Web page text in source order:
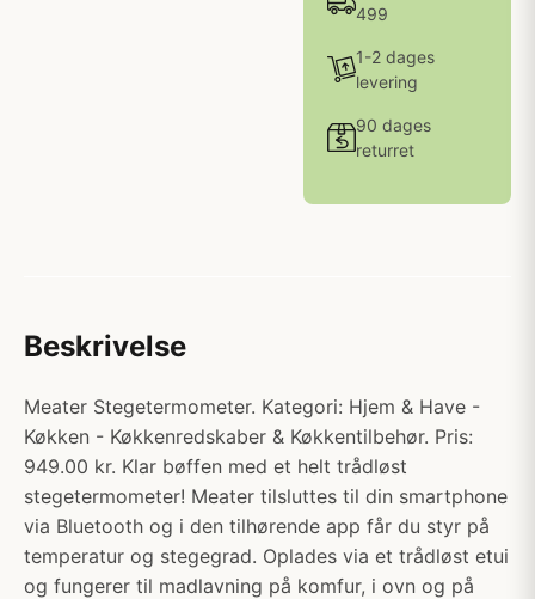
499
1-2 dages
levering
90 dages
returret
Beskrivelse
Meater Stegetermometer. Kategori: Hjem & Have -
Køkken - Køkkenredskaber & Køkkentilbehør. Pris:
949.00 kr. Klar bøffen med et helt trådløst
stegetermometer! Meater tilsluttes til din smartphone
via Bluetooth og i den tilhørende app får du styr på
temperatur og stegegrad. Oplades via et trådløst etui
og fungerer til madlavning på komfur, i ovn og på